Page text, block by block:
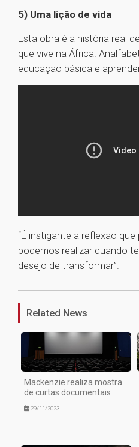
5) Uma lição de vida
Esta obra é a história real
que vive na África.
educação básica e
“É instigante a reflexão
podemos realizar quando
desejo de transformar”.
Related News
Mackenzie realiza mostra
de curtas documentais
29/11/2023